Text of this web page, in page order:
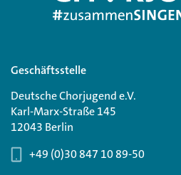
Geschäftsstelle
Deutsche Chorjugend e.V.
Karl-Marx-Straße 145
12043 Berlin
+49 (0)30 847 10 89-50